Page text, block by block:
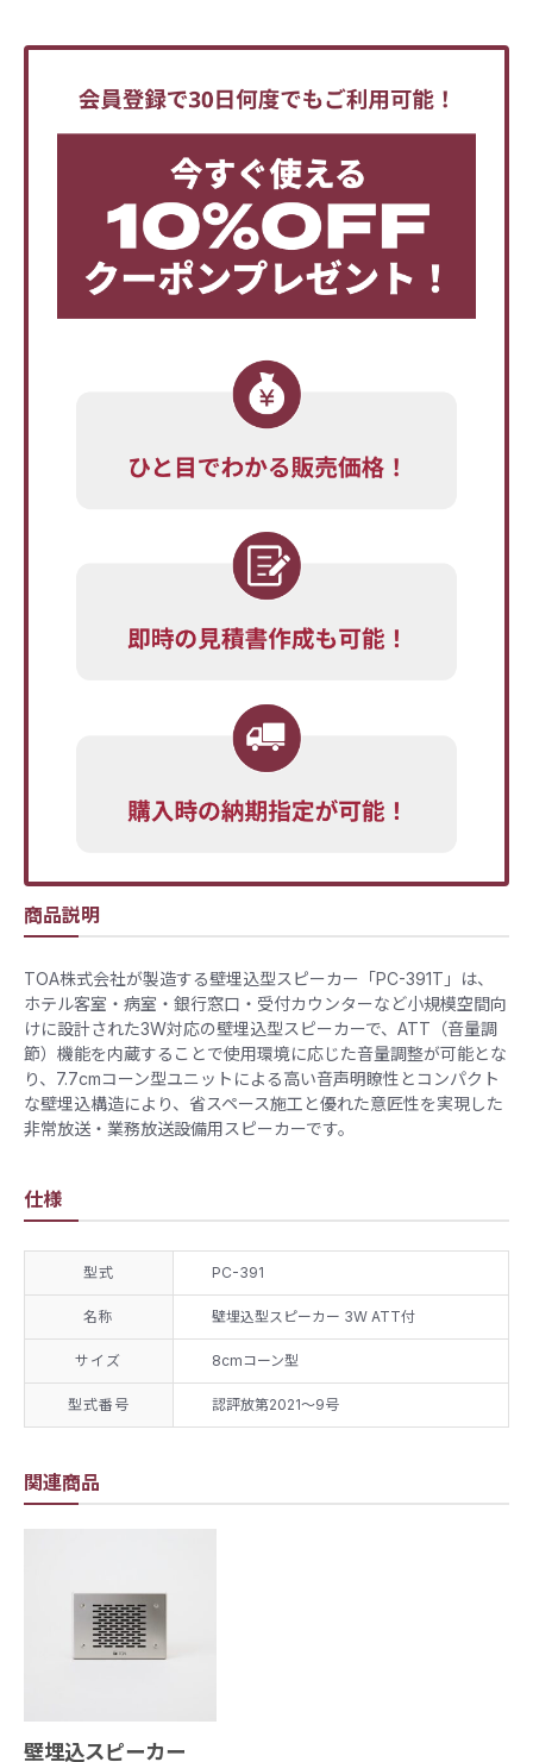
関連商品
壁埋込スピーカー
商品説明
TOA株式会社が製造する壁埋込型スピーカー「PC-391T」は、
ホテル客室・病室・銀行窓口・受付カウンターなど小規模空間向
けに設計された3W対応の壁埋込型スピーカーで、ATT（音量調
節）機能を内蔵することで使用環境に応じた音量調整が可能とな
り、7.7cmコーン型ユニットによる高い音声明瞭性とコンパクト
な壁埋込構造により、省スペース施工と優れた意匠性を実現した
非常放送・業務放送設備用スピーカーです。
仕様
型式 PC-391
名称 壁埋込型スピーカー 3W ATT付
サイズ 8cmコーン型
型式番号 認評放第2021～9号